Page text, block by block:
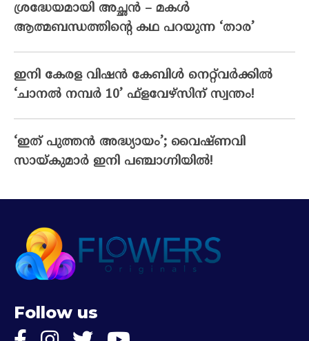
ശ്രദ്ധേയമായി അച്ഛൻ – മകൾ
ആത്മബന്ധത്തിന്റെ കഥ പറയുന്ന ‘താര’
ഇനി കേരള വിഷൻ കേബിൾ നെറ്റ്‌വർക്കിൽ
‘ചാനൽ നമ്പർ 10’ ഫ്‌ളവേഴ്‌സിന് സ്വന്തം!
‘ഇത് പുത്തൻ അദ്ധ്യായം’; വൈഷ്‌ണവി
സായ്‌കുമാർ ഇനി പഞ്ചാഗ്നിയിൽ!
Follow us